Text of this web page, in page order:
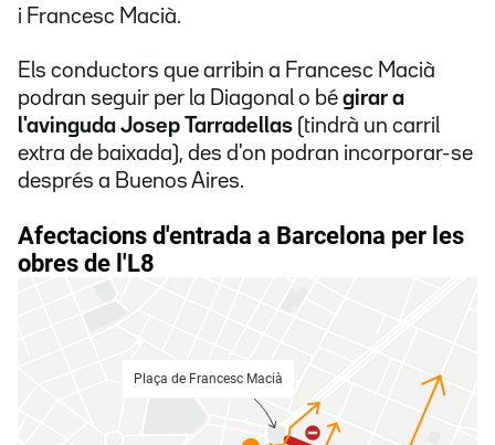
i Francesc Macià.
Els conductors que arribin a Francesc Macià
podran seguir per la Diagonal o bé girar a
l'avinguda Josep Tarradellas (tindrà un carril
extra de baixada), des d'on podran incorporar-se
després a Buenos Aires.